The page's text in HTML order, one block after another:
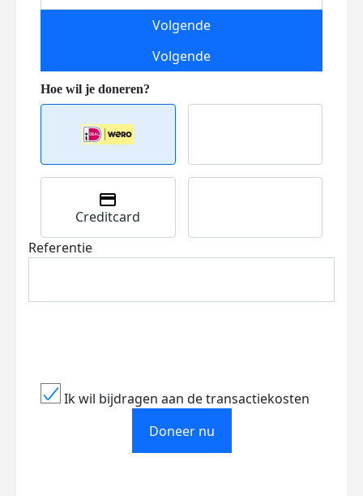
Volgende
Volgende
Creditcard
Referentie
Ik wil bijdragen aan de transactiekosten
Doneer nu